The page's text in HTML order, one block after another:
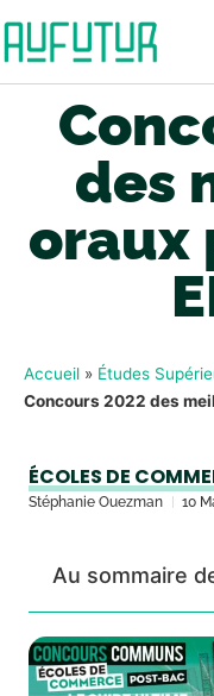
des
oraux
Accueil » Études
Concours 2022 des
ÉCOLES DE
Stéphanie Ouezman 10
Au sommaire